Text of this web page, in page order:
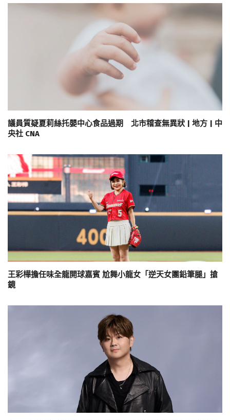
議員質疑夏莉絲托嬰中心食品過期 北市稽查無異狀 | 地方 | 中
央社 CNA
王彩樺擔任味全龍開球嘉賓 尬舞小龍女「逆天女團鉛筆腿」搶
鏡